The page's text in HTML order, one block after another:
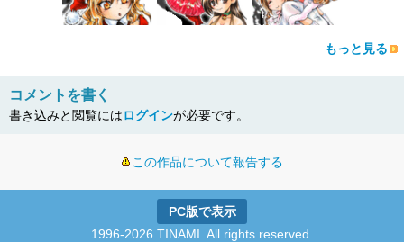
もっと見る
コメントを書く
書き込みと閲覧にはログインが必要です。
この作品について報告する
PC版で表示
1996-2026 TINAMI. All rights reserved.